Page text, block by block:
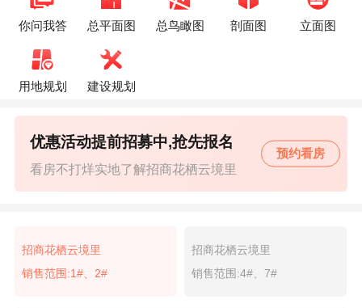
你问我答 总平面图 总鸟瞰图 剖面图 立面图
用地规划 建设规划
看房不打烊实地了解招商花栖云境里
优惠活动提前招募中,抢先报名
预约看房
招商花栖云境里
销售范围:1#、2#
招商花栖云境里
销售范围:4#、7#